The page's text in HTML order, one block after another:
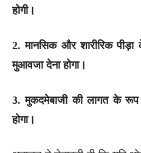
होगी।
2. मानसिक और शारीरिक
मुआवजा देना होगा।
3. मुकदमेबाजी की लागत के
होगा।